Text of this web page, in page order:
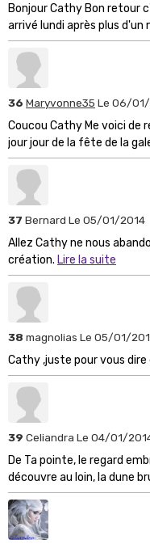
Bonjour Cathy Bon retour
arrivé lundi après plus d'un
36 Maryvonne35 Le 06/
Coucou Cathy Me voici de
jour jour de la fête de la
37 Bernard Le 05/01/2014
Allez Cathy ne nous
création. Lire la suite
38 magnolias Le 05/01/
Cathy ,juste pour vous dire
39 Celiandra Le 04/01/
De Ta pointe, le regard
découvre au loin, la dune